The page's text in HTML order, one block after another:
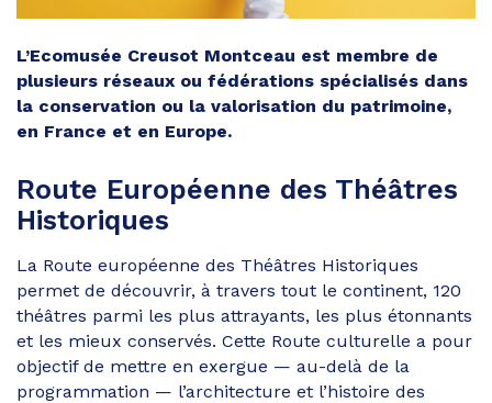
L’Ecomusée Creusot Montceau est membre de
plusieurs réseaux ou fédérations spécialisés dans
la conservation ou la valorisation du patrimoine,
en France et en Europe.
Route Européenne des Théâtres
Historiques
La Route européenne des Théâtres Historiques
permet de découvrir, à travers tout le continent, 120
théâtres parmi les plus attrayants, les plus étonnants
et les mieux conservés. Cette Route culturelle a pour
objectif de mettre en exergue — au-delà de la
programmation — l’architecture et l’histoire des